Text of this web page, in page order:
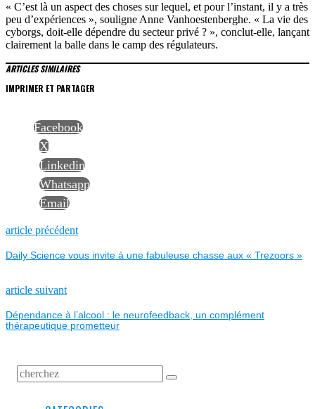
« C’est là un aspect des choses sur lequel, et pour l’instant, il y a très
peu d’expériences », souligne Anne Vanhoestenberghe. « La vie des
cyborgs, doit-elle dépendre du secteur privé ? », conclut-elle, lançant
clairement la balle dans le camp des régulateurs.
ARTICLES SIMILAIRES
IMPRIMER ET PARTAGER
Facebook
X
Linkedin
Whatsapp
Email
NAVIGATION
DE
L’ARTICLE
article précédentPrevious
Daily Science vous invite à une fabuleuse chasse aux « Trezoors »
article suivantNext
Dépendance à l’alcool : le neurofeedback, un complément
thérapeutique prometteur